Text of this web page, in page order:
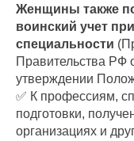
Женщины также
воинский учет
специальности
Правительства РФ
утверждении
✅ К профессиям,
подготовки,
организациях и